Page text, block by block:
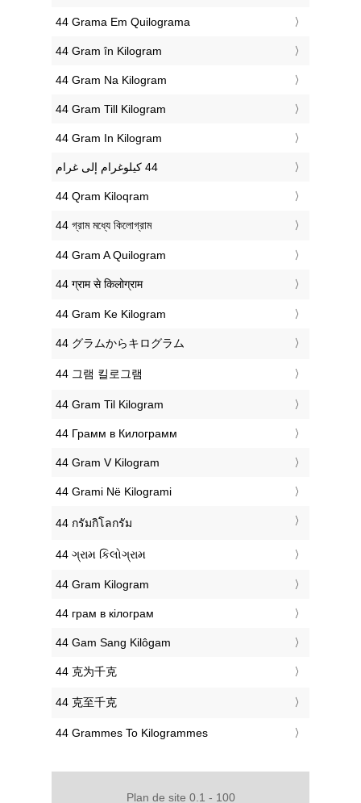
‎44 Grama Em Quilograma
‎44 Gram în Kilogram
‎44 Gram Na Kilogram
‎44 Gram Till Kilogram
‎44 Gram In Kilogram
‎44 Qram Kiloqram
‎44 গ্রাম মধ্যে কিলোগ্রাম
‎44 Gram A Quilogram
‎44 ग्राम से किलोग्राम
‎44 Gram Ke Kilogram
‎44 グラムからキログラム
‎44 그램 킬로그램
‎44 Gram Til Kilogram
‎44 Грамм в Килограмм
‎44 Gram V Kilogram
‎44 Grami Në Kilogrami
‎44 กรัมกิโลกรัม
‎44 ગ્રામ કિલોગ્રામ
‎44 Gram Kilogram
‎44 грам в кілограм
‎44 Gam Sang Kilôgam
‎44 克为千克
‎44 克至千克
‎44 Grammes To Kilogrammes
Plan de site 0.1 - 100